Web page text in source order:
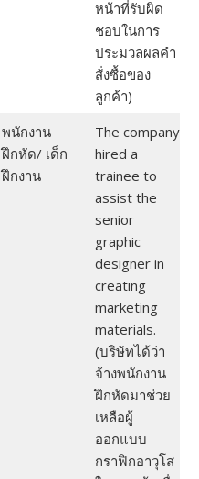
หน้าที่รับผิด
ชอบในการ
ประมวลผลคำ
สั่งซื้อของ
ลูกค้า)
พนักงาน
ฝึกหัด/ เด็ก
ฝึกงาน
The company
hired a
trainee to
assist the
senior
graphic
designer in
creating
marketing
materials.
(บริษัทได้ว่า
จ้างพนักงาน
ฝึกหัดมาช่วย
เหลือผู้
ออกแบบ
กราฟิกอาวุโส